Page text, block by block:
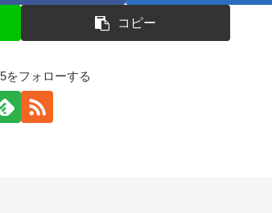
コピー
をフォローする